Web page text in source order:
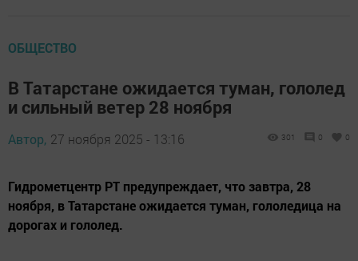
ОБЩЕСТВО
В Татарстане ожидается туман, гололед
и сильный ветер 28 ноября
Автор, 27 ноября 2025 - 13:16 301 0 0
Гидрометцентр РТ предупреждает, что завтра, 28
ноября, в Татарстане ожидается туман, гололедица на
дорогах и гололед.